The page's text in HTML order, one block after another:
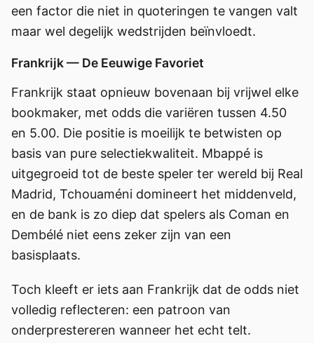
een factor die niet in quoteringen te vangen valt
maar wel degelijk wedstrijden beïnvloedt.
Frankrijk — De Eeuwige Favoriet
Frankrijk staat opnieuw bovenaan bij vrijwel elke
bookmaker, met odds die variëren tussen 4.50
en 5.00. Die positie is moeilijk te betwisten op
basis van pure selectiekwaliteit. Mbappé is
uitgegroeid tot de beste speler ter wereld bij Real
Madrid, Tchouaméni domineert het middenveld,
en de bank is zo diep dat spelers als Coman en
Dembélé niet eens zeker zijn van een
basisplaats.
Toch kleeft er iets aan Frankrijk dat de odds niet
volledig reflecteren: een patroon van
onderprestereren wanneer het echt telt.